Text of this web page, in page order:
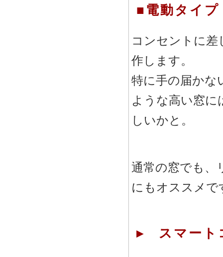
■電動タイプ
コンセントに差
作します。
特に手の届かな
ような高い窓に
しいかと。
通常の窓でも、
にもオススメで
▸ スマート